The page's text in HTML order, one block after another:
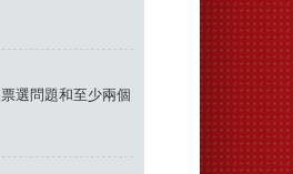
選問題和至少兩個